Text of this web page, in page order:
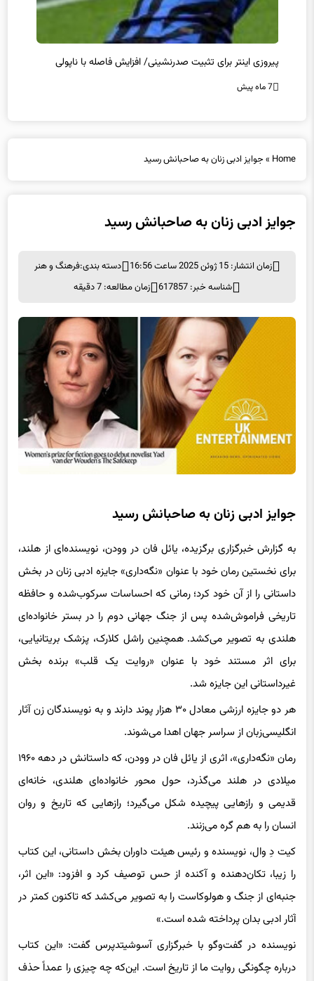
پیروزی اینتر برای تثبیت صدرنشینی/ افزایش فاصله با ناپولی
7 ماه پیش
Home
»جوایز ادبی زنان به صاحبانش رسید
جوایز ادبی زنان به صاحبانش رسید
زمان انتشار: 15 ژوئن 2025 ساعت 16:56 دسته بندی:فرهنگ و هنر
شناسه خبر: 617857
زمان مطالعه: 7 دقیقه
جوایز ادبی زنان به صاحبانش رسید
به گزارش خبرگزاری برگزیده، یائل فان در وودن، نویسنده‌ای از هلند،
برای نخستین رمان خود با عنوان «نگه‌داری» جایزه ادبی زنان در بخش
داستانی را از آن خود کرد؛ رمانی که احساسات سرکوب‌شده و حافظه
تاریخی فراموش‌شده پس از جنگ جهانی دوم را در بستر خانواده‌ای
هلندی به تصویر می‌کشد. همچنین راشل کلارک، پزشک بریتانیایی،
برای اثر مستند خود با عنوان «روایت یک قلب» برنده بخش
غیرداستانی این جایزه شد.
هر دو جایزه ارزشی معادل ۳۰ هزار پوند دارند و به نویسندگان زن آثار
انگلیسی‌زبان از سراسر جهان اهدا می‌شوند.
رمان «نگه‌داری»، اثری از یائل فان در وودن، که داستانش در دهه ۱۹۶۰
میلادی در هلند می‌گذرد، حول محور خانواده‌ای هلندی، خانه‌ای
قدیمی و رازهایی پیچیده شکل می‌گیرد؛ رازهایی که تاریخ و روان
انسان را به هم گره می‌زنند.
کیت دِ وال، نویسنده و رئیس هیئت داوران بخش داستانی، این کتاب
را زیبا، تکان‌دهنده و آکنده از حس توصیف کرد و افزود: «این اثر،
جنبه‌ای از جنگ و هولوکاست را به تصویر می‌کشد که تاکنون کمتر در
آثار ادبی بدان پرداخته شده است.»
نویسنده در گفت‌وگو با خبرگزاری آسوشیتدپرس گفت: «این کتاب
درباره چگونگی روایت ما از تاریخ است. این‌که چه چیزی را عمداً حذف